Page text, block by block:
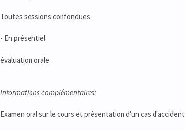
Toutes sessions confondues
- En présentiel
évaluation orale
Informations complémentaires:
Examen oral sur le cours et présentation d'un cas